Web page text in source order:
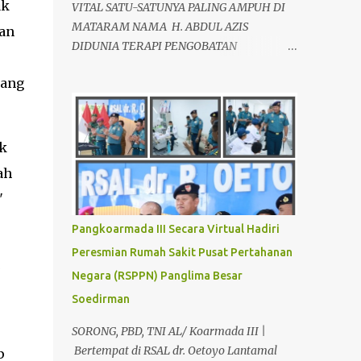
VITAL SATU-SATUNYA PALING AMPUH DI
MATARAM NAMA H. ABDUL AZIS
DIDUNIA TERAPI PENGOBATAN
KEMBALI JANTAN DAN PERKASA, sudah
tidak asing lagi dimata warga baik para
pria maupun wanita, terutama bapak-
bapak dan ibu-ibu. Lokasi Prakteknya Yang
sudah menyebar diseluruh daerah di
Indonesia Sangat Dibutuhkan di Mata
Warga Membuat Pengobatan Keperkasaan
Pria, H. Abdul Azis sangat
direkomendasikan. ANDA INGIN MENCARI
PENGOBATAN KEPERKASAAN Paling
Ampuh Di Kota Terdekat Di Mataram,?
Dengan Waktu Yang Cepat Untuk
Menyembuhkan Berbagai keluhan Alat
Pangkoarmada III Secara Virtual Hadiri
Peresmian Rumah Sakit Pusat Pertahanan
Negara (RSPPN) Panglima Besar
Soedirman
SORONG, PBD, TNI AL/ Koarmada III |
Bertempat di RSAL dr. Oetoyo Lantamal